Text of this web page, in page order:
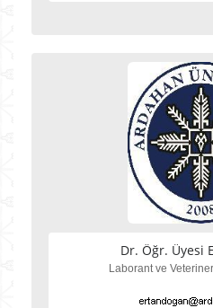
Dr. Öğr. Üyesi
Laborant ve